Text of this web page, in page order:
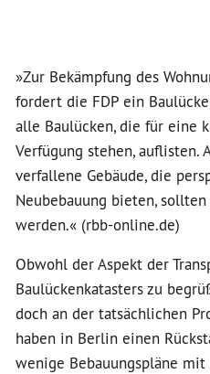
»Zur Bekämpfung des
fordert die FDP ein
alle Baulücken, die für eine
Verfügung stehen, auflisten.
verfallene Gebäude, die
Neubebauung bieten,
werden.« (rbb-online.de)
Obwohl der Aspekt der
Baulückenkatasters zu
doch an der tatsächlichen
haben in Berlin einen
wenige Bebauungspläne mit